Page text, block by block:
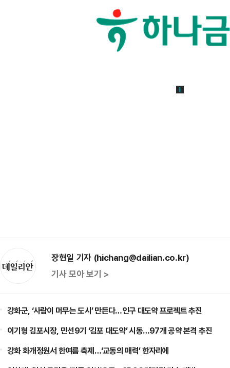
장현일 기자 (hichang@dailian.co.kr)
기사 모아 보기 >
강화군, ‘사람이 머무는 도시’ 만든다…인구 대도약 프로젝트 추진
이기형 김포시장, 민선9기 ‘김포 대도약’ 시동…97개 공약 본격 추진
강화 화개정원서 한여름 축제…‘교동의 매력’ 한자리에